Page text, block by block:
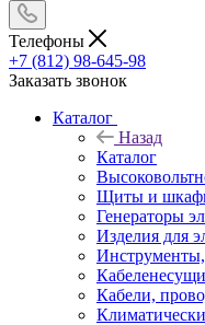
Телефоны
+7 (812) 98-645-98
Заказать звонок
Каталог
Назад
Каталог
Щиты и
Генераторы
Изделия для
Инструменты,
Кабели,